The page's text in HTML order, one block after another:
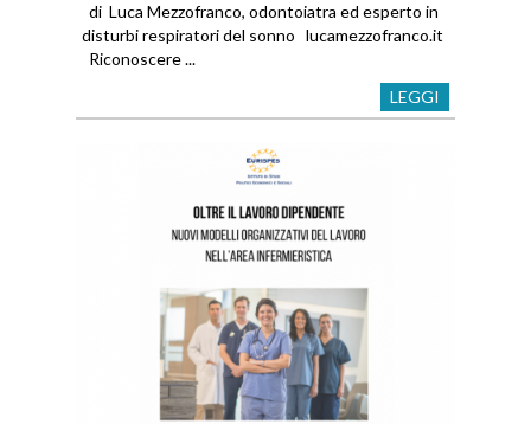
di Luca Mezzofranco, odontoiatra ed esperto in
disturbi respiratori del sonno lucamezzofranco.it
Riconoscere ...
LEGGI